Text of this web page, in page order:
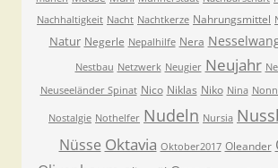
Nachhaltigkeit Nacht Nachtkerze Nahrungsmittel
Natur Negerle Nepalhilfe Nera
Nestbau Netzwerk Neugier Neujahr
Neuseeländer Spinat Nico Niklas Niko Nina
Nostalgie Nothelfer Nudeln Nursia
Nüsse Oktavia Oktober2017 Oleander